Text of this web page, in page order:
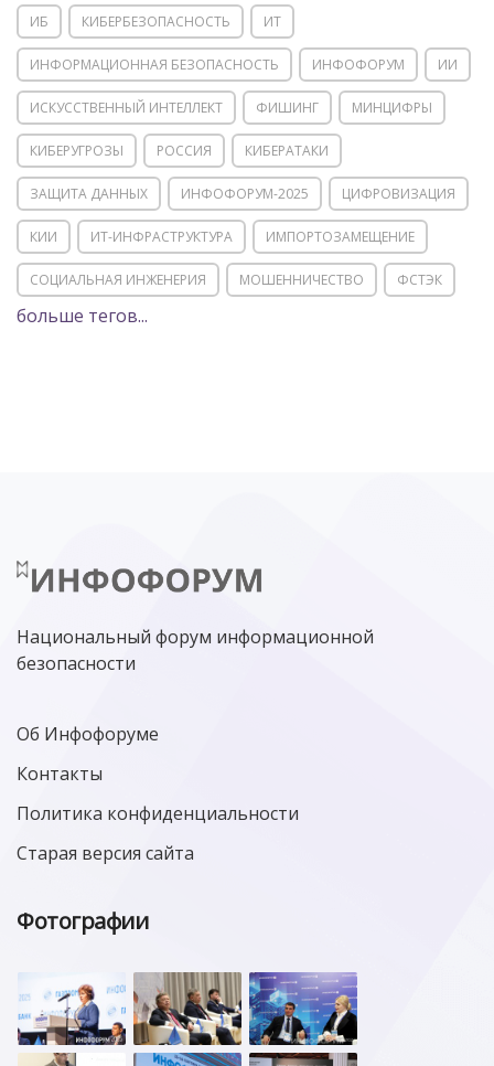
ИБ КИБЕРБЕЗОПАСНОСТЬ ИТ
ИНФОРМАЦИОННАЯ БЕЗОПАСНОСТЬ ИНФОФОРУМ ИИ
ИСКУССТВЕННЫЙ ИНТЕЛЛЕКТ ФИШИНГ МИНЦИФРЫ
КИБЕРУГРОЗЫ РОССИЯ КИБЕРАТАКИ
ЗАЩИТА ДАННЫХ ИНФОФОРУМ-2025 ЦИФРОВИЗАЦИЯ
КИИ ИТ-ИНФРАСТРУКТУРА ИМПОРТОЗАМЕЩЕНИЕ
СОЦИАЛЬНАЯ ИНЖЕНЕРИЯ МОШЕННИЧЕСТВО ФСТЭК
POSITIVE TECHNOLOGIES
МИНЦИФРЫ РОССИИ NGFW
больше тегов...
Национальный форум информационной
безопасности
Об Инфофоруме
Контакты
Политика конфиденциальности
Старая версия сайта
Фотографии